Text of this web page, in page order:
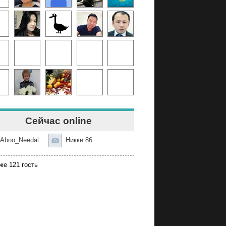
Сейчас online
Aboo_Needal Никки 86
121 гость